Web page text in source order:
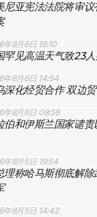
尼亚宪法法院将审
年8月6日 16:10
罕见高温天气致23
年8月6日 14:54
深化经贸合作 双边
年8月6日 08:58
伯和伊斯兰国家谴
年8月5日 19:54
理称哈马斯彻底解
年8月5日 14:42